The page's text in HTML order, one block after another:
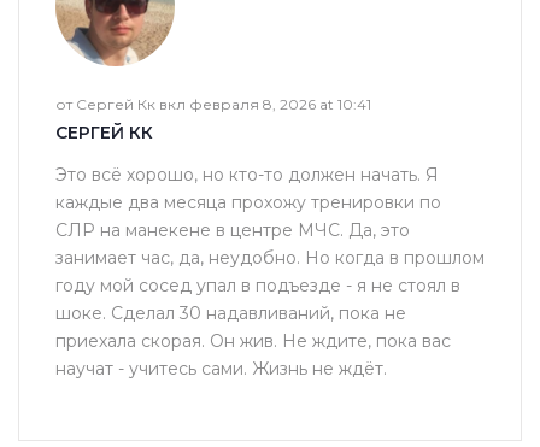
от Сергей Кк вкл февраля 8, 2026 at 10:41
СЕРГЕЙ КК
Это всё хорошо, но кто-то должен начать. Я
каждые два месяца прохожу тренировки по
СЛР на манекене в центре МЧС. Да, это
занимает час, да, неудобно. Но когда в прошлом
году мой сосед упал в подъезде - я не стоял в
шоке. Сделал 30 надавливаний, пока не
приехала скорая. Он жив. Не ждите, пока вас
научат - учитесь сами. Жизнь не ждёт.